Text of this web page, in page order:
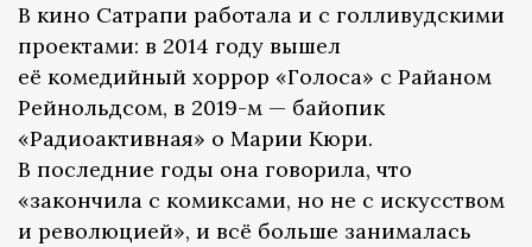
В кино Сатрапи работала и с голливудскими
проектами: в 2014 году вышел
её комедийный хоррор «Голоса» с Райаном
Рейнольдсом, в 2019-м — байопик
«Радиоактивная» о Марии Кюри.
В последние годы она говорила, что
«закончила с комиксами, но не с искусством
и революцией», и всё больше занималась